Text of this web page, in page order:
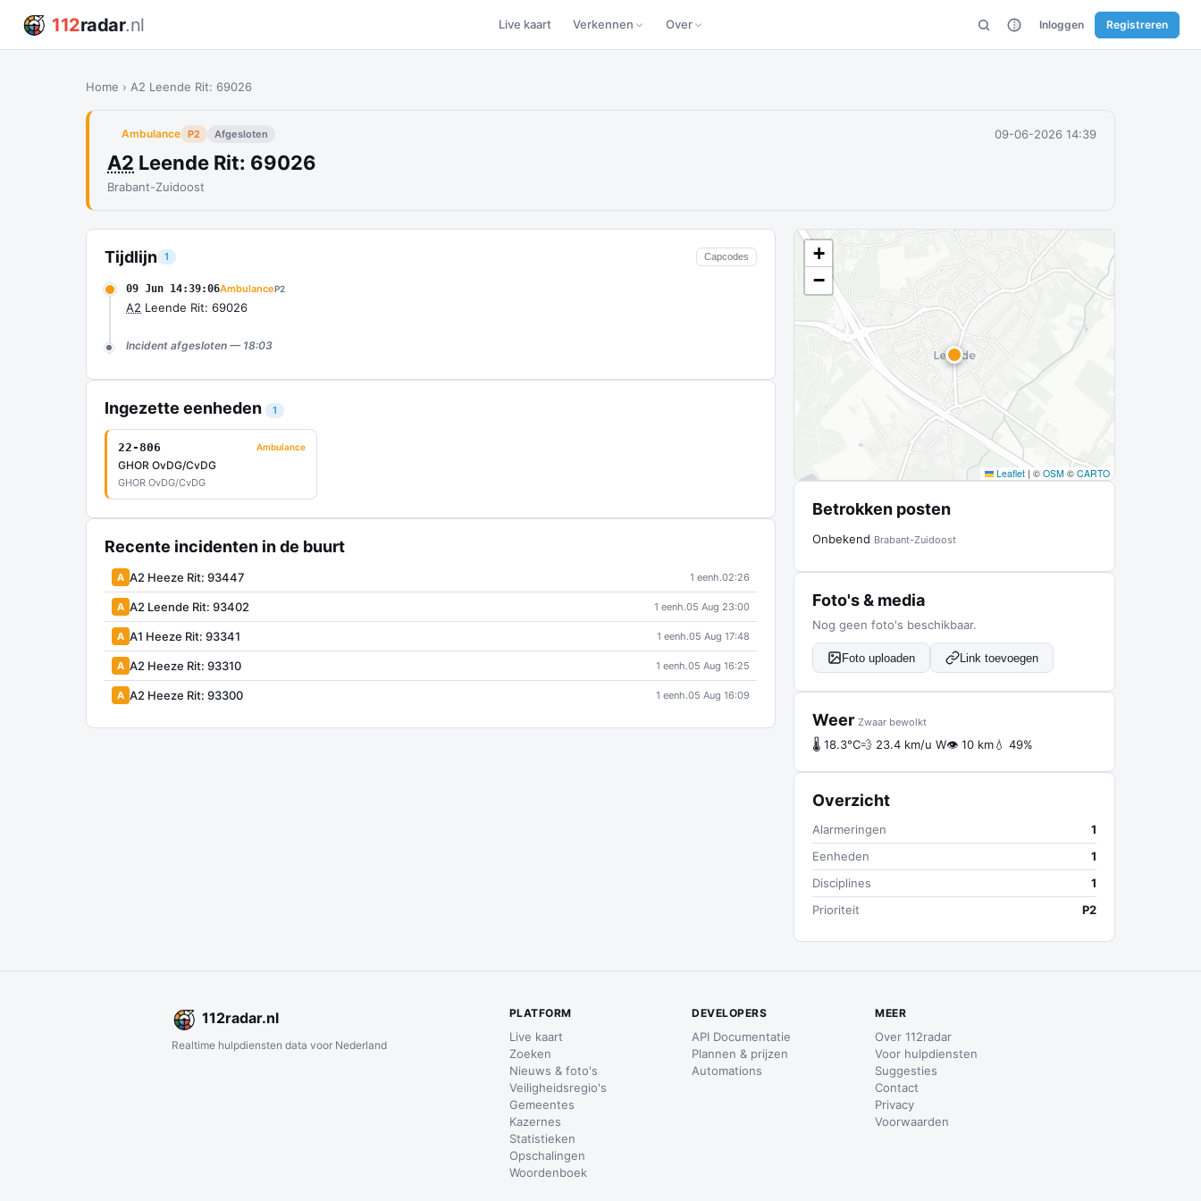
112radar.nl Live kaart Verkennen Over Inloggen Registreren
Home › A2 Leende Rit: 69026
Ambulance P2 Afgesloten 09-06-2026 14:39
A2 Leende Rit: 69026
Brabant-Zuidoost
Tijdlijn 1 Capcodes
09 Jun 14:39:06AmbulanceP2
A2 Leende Rit: 69026
Incident afgesloten — 18:03
Ingezette eenheden 1
22-806 Ambulance
GHOR OvDG/CvDG
GHOR OvDG/CvDG
Recente incidenten in de buurt
A A2 Heeze Rit: 93447 1 eenh.02:26
A A2 Leende Rit: 93402 1 eenh.05 Aug 23:00
A A1 Heeze Rit: 93341 1 eenh.05 Aug 17:48
A A2 Heeze Rit: 93310 1 eenh.05 Aug 16:25
A A2 Heeze Rit: 93300 1 eenh.05 Aug 16:09
+
−
Leaflet | © OSM © CARTO
Betrokken posten
Onbekend Brabant-Zuidoost
Foto's & media
Nog geen foto's beschikbaar.
Foto uploaden Link toevoegen
Weer Zwaar bewolkt
🌡 18.3°C💨 23.4 km/u W👁 10 km💧 49%
Overzicht
Alarmeringen
1
Eenheden
1
Disciplines
1
Prioriteit
P2
112radar.nl
Realtime hulpdiensten data voor Nederland
PLATFORM
Live kaart
Zoeken
Nieuws & foto's
Veiligheidsregio's
Gemeentes
Kazernes
Statistieken
Opschalingen
Woordenboek
DEVELOPERS
API Documentatie
Plannen & prijzen
Automations
MEER
Over 112radar
Voor hulpdiensten
Suggesties
Contact
Privacy
Voorwaarden